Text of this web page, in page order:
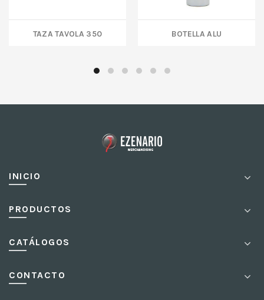
TAZA TAVOLA 350 Botella ALU
INICIO
PRODUCTOS
CATÁLOGOS
CONTACTO